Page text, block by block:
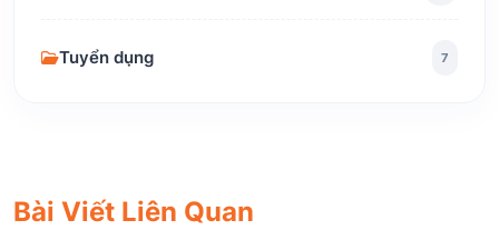
Tuyển dụng 7
Bài Viết Liên Quan